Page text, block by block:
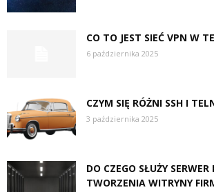
CO TO JEST SIEĆ VPN W
6 października 2025
CZYM SIĘ RÓŻNI SSH I
3 października 2025
DO CZEGO SŁUŻY SERWER
TWORZENIA WITRYNY